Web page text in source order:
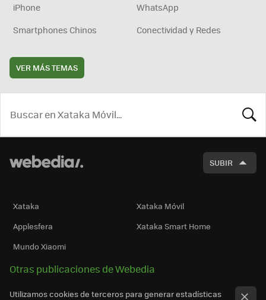
iPhone
WhatsApp
Smartphones Chinos
Conectividad y Redes
VER MÁS TEMAS
SUBIR
Xataka
Xataka Móvil
Applesfera
Xataka Smart Home
Mundo Xiaomi
Otras publicaciones de Webedia
Utilizamos cookies de terceros para generar estadísticas